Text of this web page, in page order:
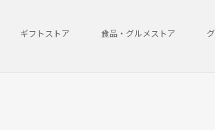
ギフトストア 食品・グルメストア